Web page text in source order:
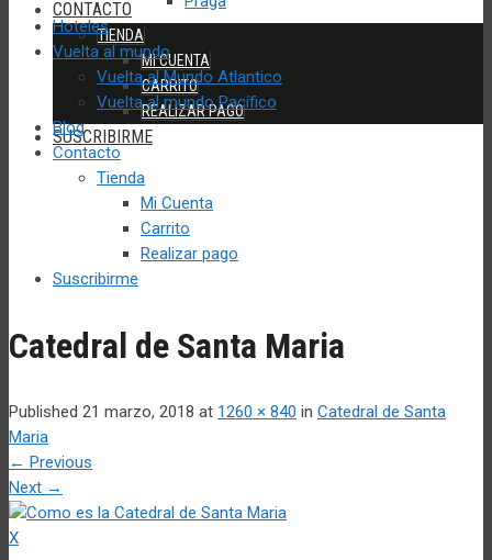
CONTACTO
TIENDA
MI CUENTA
CARRITO
REALIZAR PAGO
SUSCRIBIRME
Hoteles
Vuelta al mundo
Vuelta al Mundo Atlantico
Vuelta al mundo Pacífico
Blog
Contacto
Tienda
Mi Cuenta
Carrito
Realizar pago
Suscribirme
Catedral de Santa Maria
Published 21 marzo, 2018 at 1260 × 840 in Catedral de Santa
Maria
← Previous
Next →
X